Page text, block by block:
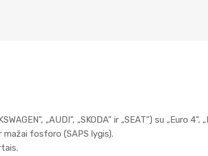
„AUDI”, „SKODA” ir „SEAT”) su „Euro 4”,
mažai fosforo (SAPS lygis).